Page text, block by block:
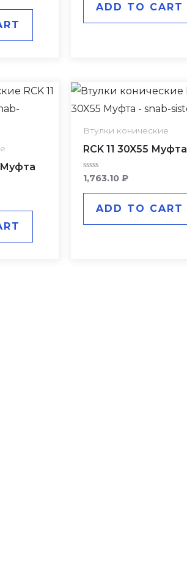
ADD TO CART
Муфта
Втулки конические
RCK 11 30X55 Муфта
Rated
out
1,763.10 ₽
ADD TO CART